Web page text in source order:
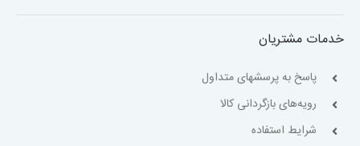
خدمات مشتریان
پاسخ به پرسشهای متداول
رویه‌های بازگردانی کالا
شرایط استفاده